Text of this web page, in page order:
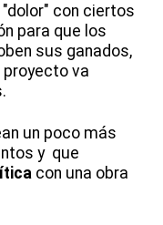
con ciertos
para que los
sus ganados,
va
un poco más
y que
con una obra